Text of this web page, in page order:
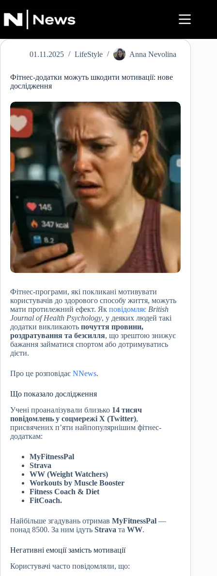
до
вмісту
01.11.2025 LifeStyle Anna Nevolina
Фітнес-додатки можуть шкодити мотивації: нове
дослідження
Фітнес-програми, які покликані мотивувати
користувачів до здорового способу життя, можуть
мати протилежний ефект. Як повідомляє British
Journal of Health Psychology, у деяких людей такі
додатки викликають почуття провини,
роздратування та безсилля, що зрештою знижує
бажання займатися спортом або дотримуватись
дієти.
Про це розповідає NNews.
Що показало дослідження
Учені проаналізували близько 14 тисяч
повідомлень у соцмережі X (Twitter),
присвячених п’яти найпопулярнішим фітнес-
додаткам:
MyFitnessPal
Strava
WW (Weight Watchers)
Workouts by Muscle Booster
Fitness Coach & Diet
FitCoach.
Найбільше згадувань отримав MyFitnessPal —
понад 8500. За ним ідуть Strava та WW.
Негативні емоції замість мотивації
Користувачі часто повідомляли, що: